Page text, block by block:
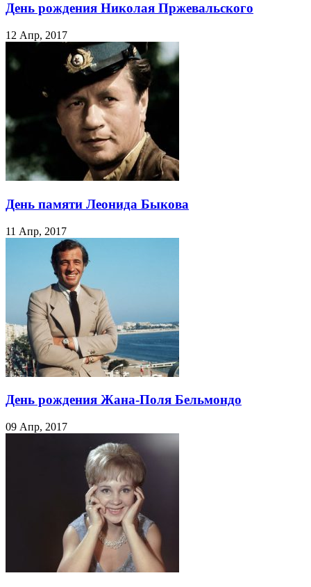
День рождения Николая Пржевальского
12 Апр, 2017
День памяти Леонида Быкова
11 Апр, 2017
День рождения Жана-Поля Бельмондо
09 Апр, 2017